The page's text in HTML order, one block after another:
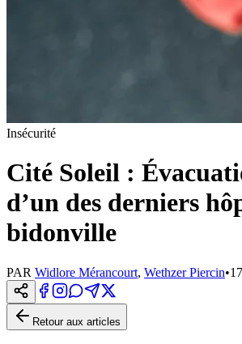
Insécurité
Cité Soleil :
d’un des derniers
bidonville
PAR Widlore Mérancourt, Wethzer Piercin•
Retour aux articles